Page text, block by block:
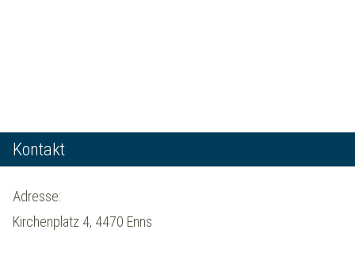
Kontakt
Adresse:
Kirchenplatz 4, 4470 Enns